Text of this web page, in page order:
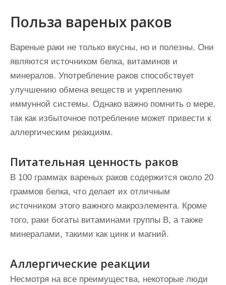
Польза вареных раков
Вареные раки не только вкусны, но и полезны. Они
являются источником белка, витаминов и
минералов. Употребление раков способствует
улучшению обмена веществ и укреплению
иммунной системы. Однако важно помнить о мере,
так как избыточное потребление может привести к
аллергическим реакциям.
Питательная ценность раков
В 100 граммах вареных раков содержится около 20
граммов белка, что делает их отличным
источником этого важного макроэлемента. Кроме
того, раки богаты витаминами группы B, а также
минералами, такими как цинк и магний.
Аллергические реакции
Несмотря на все преимущества, некоторые люди